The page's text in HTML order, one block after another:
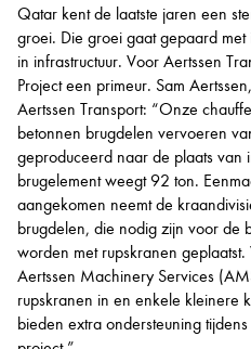
Qatar kent de laatste jaren een
groei. Die groei gaat gepaard
in infrastructuur. Voor Aertssen
Project een primeur. Sam
Aertssen Transport: “Onze
betonnen brugdelen vervoeren
geproduceerd naar de plaats van
brugelement weegt 92 ton.
aangekomen neemt de
brugdelen, die nodig zijn voor de
worden met rupskranen
Aertssen Machinery Services
rupskranen in en enkele kleinere
bieden extra ondersteuning